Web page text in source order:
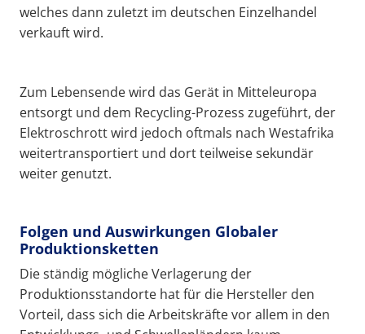
welches dann zuletzt im deutschen Einzelhandel
verkauft wird.
Zum Lebensende wird das Gerät in Mitteleuropa
entsorgt und dem Recycling-Prozess zugeführt, der
Elektroschrott wird jedoch oftmals nach Westafrika
weitertransportiert und dort teilweise sekundär
weiter genutzt.
Folgen und Auswirkungen Globaler
Produktionsketten
Die ständig mögliche Verlagerung der
Produktionsstandorte hat für die Hersteller den
Vorteil, dass sich die Arbeitskräfte vor allem in den